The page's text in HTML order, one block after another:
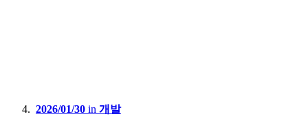
2026/01/30 in 개발